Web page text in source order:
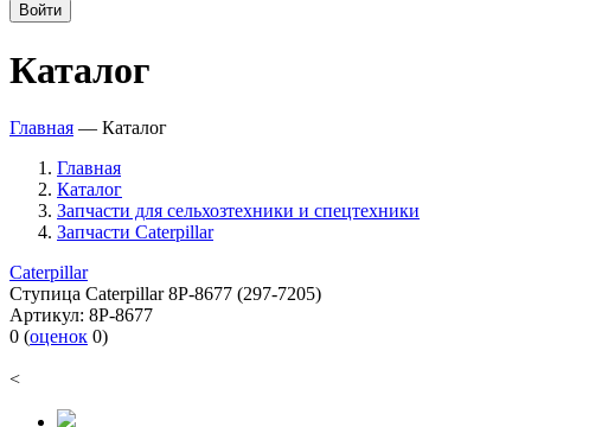
Войти
Каталог
Главная — Каталог
Главная
Каталог
Запчасти для сельхозтехники и спецтехники
Запчасти Caterpillar
Caterpillar
Ступица Caterpillar 8P-8677 (297-7205)
Артикул: 8P-8677
0 (оценок 0)
<